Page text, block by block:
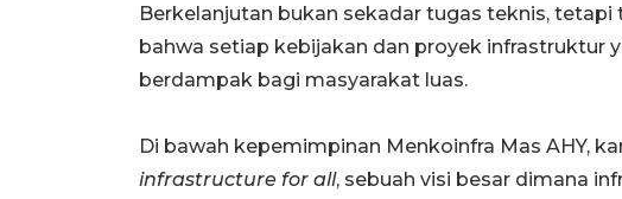
Berkelanjutan bukan sekadar tugas teknis,
bahwa setiap kebijakan dan proyek infrastruktur
berdampak bagi masyarakat luas.
Di bawah kepemimpinan Menkoinfra Mas AHY,
infrastructure for all, sebuah visi besar dimana